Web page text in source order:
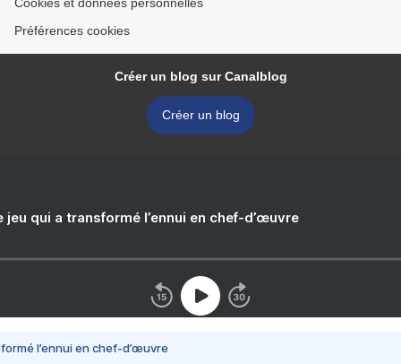
Préférences cookies
Créer un blog sur Canalblog
Créer un blog
jeu qui a transformé l’ennui en chef-d’œuvre
l’ennui en chef-d’œuvre